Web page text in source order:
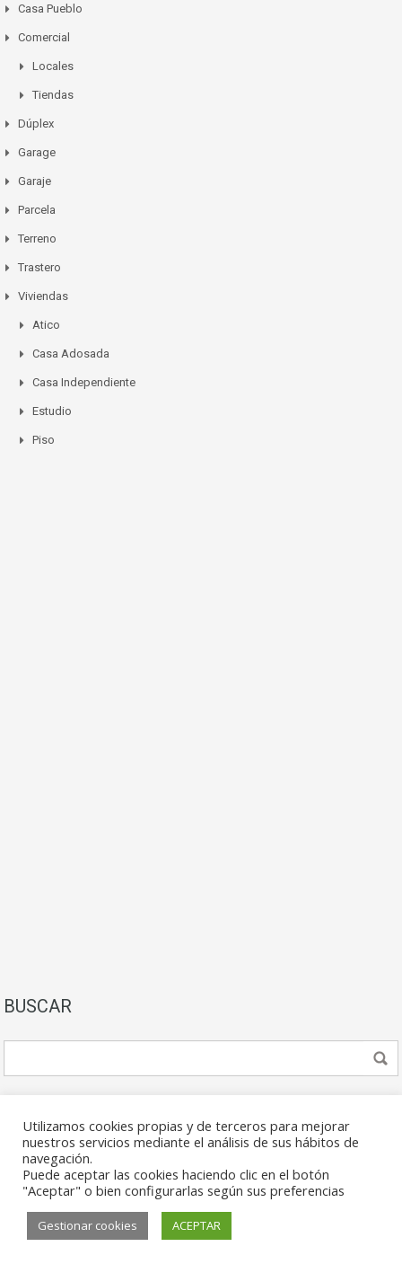
Casa Pueblo
Comercial
Locales
Tiendas
Dúplex
Garage
Garaje
Parcela
Terreno
Trastero
Viviendas
Atico
Casa Adosada
Casa Independiente
Estudio
Piso
BUSCAR
© 2026. Todos los derechos reservados.
Utilizamos cookies propias y de terceros para mejorar
nuestros servicios mediante el análisis de sus hábitos de
navegación.
Puede aceptar las cookies haciendo clic en el botón
"Aceptar" o bien configurarlas según sus preferencias
Gestionar cookies ACEPTAR